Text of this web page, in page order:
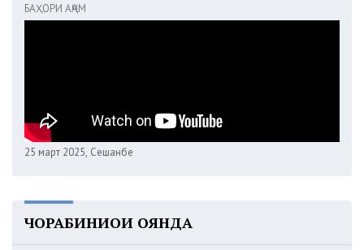
БАҲОРИ АҶАМ
25 март 2025, Сешанбе
ЧОРАБИНИҲОИ ОЯНДА